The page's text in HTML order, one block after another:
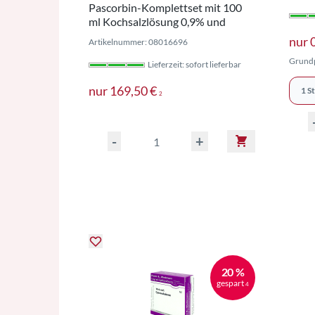
Pascorbin-Komplettset mit 100
ml Kochsalzlösung 0,9% und
Venofix G21 grün
Artikelnummer: 08016696
Lieferzeit: sofort lieferbar
nur 169,50 € 2 Preise inkl. MwSt. ggf. zzgl.
- +
nur
1 St
20 %
gespart 4